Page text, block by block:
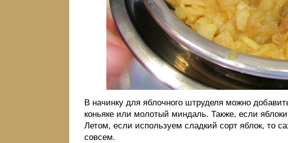
В начинку для яблочного штруделя можно
коньяке или молотый миндаль. Также, если
Летом, если используем сладкий сорт яблок, то
совсем.